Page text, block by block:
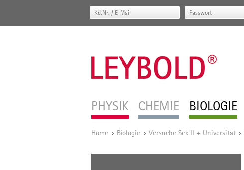
PHYSIK CHEMIE BIOLOGIE
Home / Biologie / Versuche Sek II + Universität /